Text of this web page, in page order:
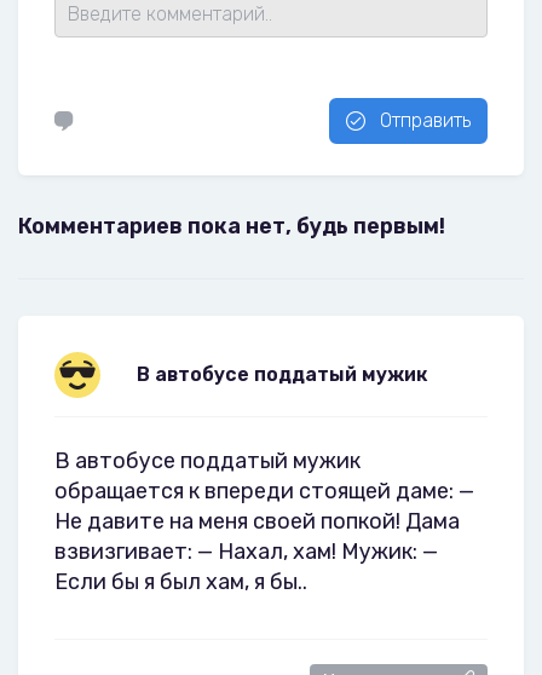
Отправить
Комментариев пока нет, будь первым!
В автобусе поддатый мужик
В автобусе поддатый мужик
обращается к впереди стоящей даме: —
Не давите на меня своей попкой! Дама
взвизгивает: — Нахал, хам! Мужик: —
Если бы я был хам, я бы..